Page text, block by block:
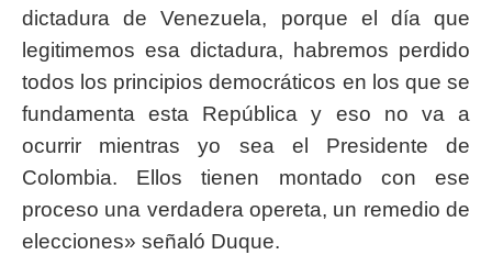
dictadura de Venezuela, porque el día que
legitimemos esa dictadura, habremos perdido
todos los principios democráticos en los que se
fundamenta esta República y eso no va a
ocurrir mientras yo sea el Presidente de
Colombia. Ellos tienen montado con ese
proceso una verdadera opereta, un remedio de
elecciones» señaló Duque.